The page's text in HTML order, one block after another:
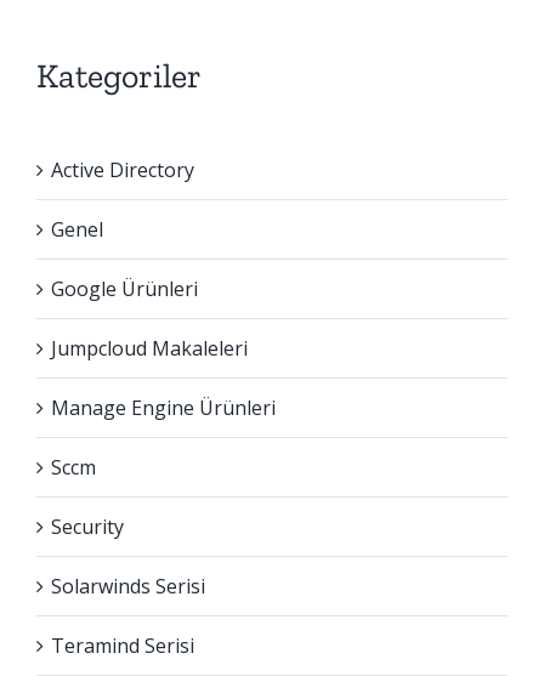
Kategoriler
Active Directory
Genel
Google Ürünleri
Jumpcloud Makaleleri
Manage Engine Ürünleri
Sccm
Security
Solarwinds Serisi
Teramind Serisi